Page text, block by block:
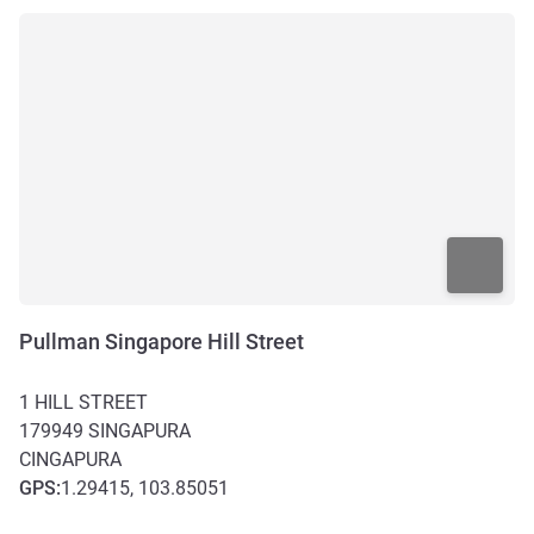
Pullman Singapore Hill Street
1 HILL STREET
179949 SINGAPURA
CINGAPURA
GPS:1.29415, 103.85051